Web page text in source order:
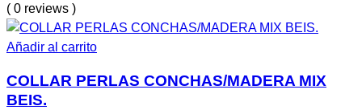
( 0 reviews )
Añadir al carrito
COLLAR PERLAS CONCHAS/MADERA MIX
BEIS.